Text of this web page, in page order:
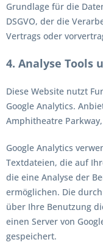
Grundlage für die
DSGVO, der die
Vertrags oder
4. Analyse Tools
Diese Website nutzt
Google Analytics.
Amphitheatre
Google Analytics
Textdateien, die auf
die eine Analyse der
ermöglichen. Die
über Ihre Benutzung
einen Server von
gespeichert.